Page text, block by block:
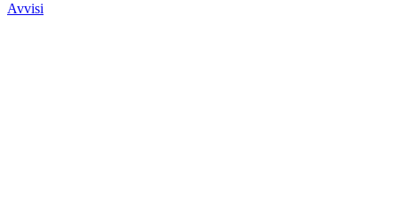
Avvisi